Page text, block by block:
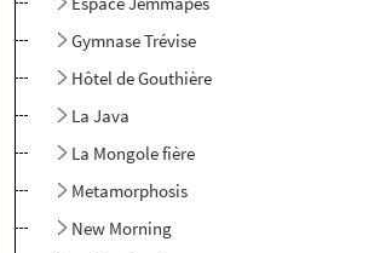
Gymnase Trévise
Hôtel de Gouthière
La Java
La Mongole fière
Metamorphosis
New Morning